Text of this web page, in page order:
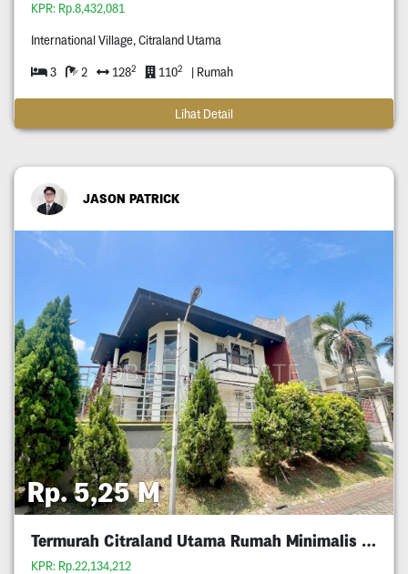
KPR: Rp.8,432,081
International Village, Citraland Utama
3 2 1282 1102 | Rumah
Lihat Detail
JASON PATRICK
Rp. 5,25 M
Termurah Citraland Utama Rumah Minimalis 5M An
KPR: Rp.22,134,212